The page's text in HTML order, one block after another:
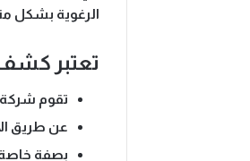
الرغوية بشكل
تعتبر
تقوم
عن طريق
بصفة